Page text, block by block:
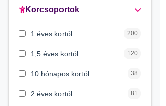
Minnie egér
Korcsoportok
1 éves kortól 200
1,5 éves kortól 120
10 hónapos kortól 38
2 éves kortól 81